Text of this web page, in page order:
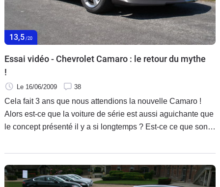
13,5 /20
Essai vidéo - Chevrolet Camaro : le retour du mythe
!
Le 16/06/2009 38
Cela fait 3 ans que nous attendions la nouvelle Camaro !
Alors est-ce que la voiture de série est aussi aguichante que
le concept présenté il y a si longtemps ? Est-ce ce que son
L'attente en valait la peine ? Nous allons tenter de répondre
à toutes ces questions, moteur !